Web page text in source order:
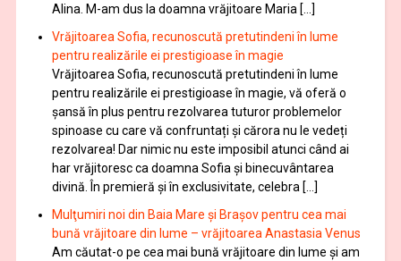
Alina. M-am dus la doamna vrăjitoare Maria […]
Vrăjitoarea Sofia, recunoscută pretutindeni în lume
pentru realizările ei prestigioase în magie
Vrăjitoarea Sofia, recunoscută pretutindeni în lume
pentru realizările ei prestigioase în magie, vă oferă o
şansă în plus pentru rezolvarea tuturor problemelor
spinoase cu care vă confruntați și cărora nu le vedeți
rezolvarea! Dar nimic nu este imposibil atunci când ai
har vrăjitoresc ca doamna Sofia şi binecuvântarea
divină. În premieră şi în exclusivitate, celebra […]
Mulţumiri noi din Baia Mare și Brașov pentru cea mai
bună vrăjitoare din lume – vrăjitoarea Anastasia Venus
Am căutat-o pe cea mai bună vrăjitoare din lume și am